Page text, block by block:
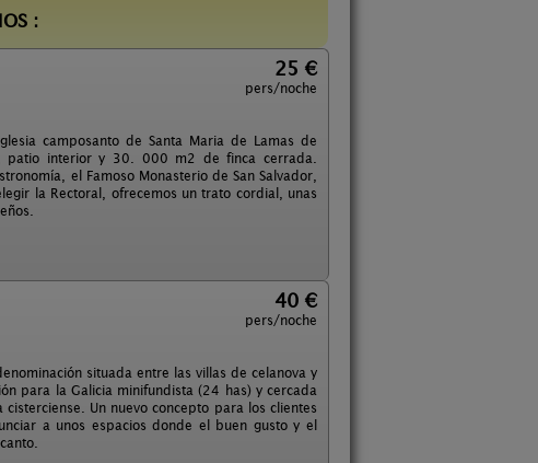
:
25 €
pers/noche
camposanto de Santa Maria de Lamas de
patio interior y 30. 000 m2 de finca cerrada.
el Famoso Monasterio de San Salvador,
la Rectoral, ofrecemos un trato cordial, unas
40 €
pers/noche
situada entre las villas de celanova y
para la Galicia minifundista (24 has) y cercada
Un nuevo concepto para los clientes
a unos espacios donde el buen gusto y el